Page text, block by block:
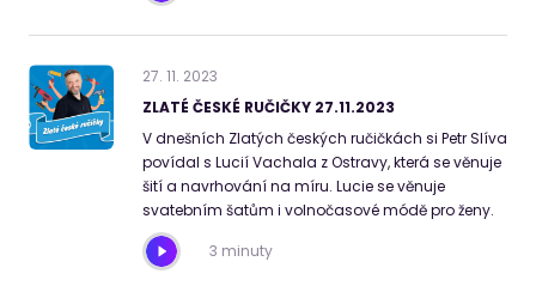
27. 11. 2023
ZLATÉ ČESKÉ RUČIČKY 27.11.2023
V dnešních Zlatých českých ručičkách si Petr Slíva
povídal s Lucií Vachala z Ostravy, která se věnuje
šití a navrhování na míru. Lucie se věnuje
svatebním šatům i volnočasové módě pro ženy.
3 minuty